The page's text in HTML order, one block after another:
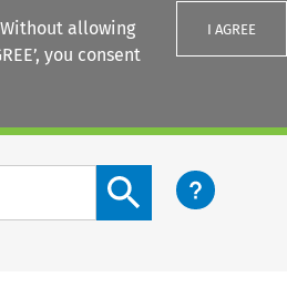
allowing
you consent
I AGREE
Search content button